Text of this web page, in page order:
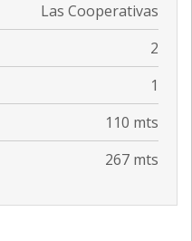
Las Cooperativas
2
1
110 mts
267 mts